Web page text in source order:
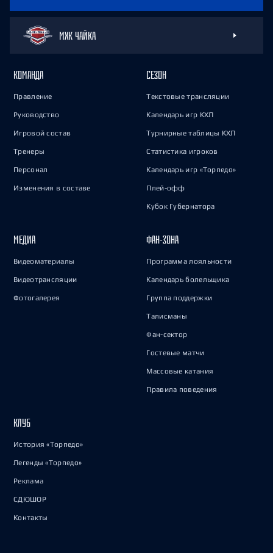
МХК ЧАЙКА
КОМАНДА
Правление
Руководство
Игровой состав
Тренеры
Персонал
Изменения в составе
СЕЗОН
Текстовые трансляции
Календарь игр КХЛ
Турнирные таблицы КХЛ
Статистика игроков
Календарь игр «Торпедо»
Плей-офф
Кубок Губернатора
МЕДИА
Видеоматериалы
Видеотрансляции
Фотогалерея
ФАН-ЗОНА
Программа лояльности
Календарь болельщика
Группа поддержки
Талисманы
Фан-сектор
Гостевые матчи
Массовые катания
Правила поведения
КЛУБ
История «Торпедо»
Легенды «Торпедо»
Реклама
СДЮШОР
Контакты